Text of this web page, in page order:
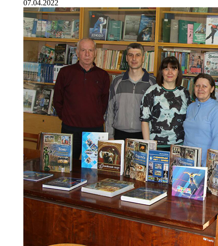
07.04.2022